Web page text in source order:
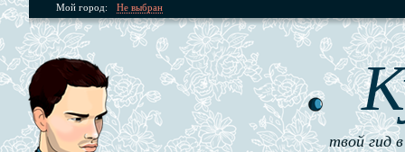
Мой город: Не выбран
твой гид